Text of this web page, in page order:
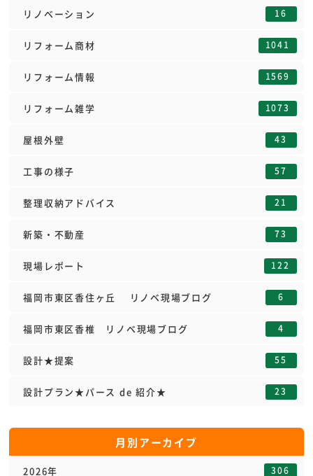
リノベーション 16
リフォーム商材 1041
リフォーム情報 1569
リフォーム雑学 1073
屋根外壁 43
工事の様子 57
整理収納アドバイス 21
新築・不動産 73
現場レポート 122
福岡市東区香住ヶ丘 リノベ現場ブログ 6
福岡市東区香椎 リノベ現場ブログ 4
設計★提案 55
設計プラン★パース de 紹介★ 23
月別アーカイブ
2026年 306